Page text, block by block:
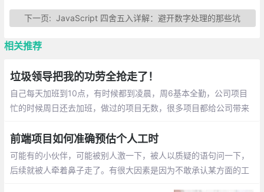
下一页:JavaScript 四舍五入详解：避开数字处理的那些坑
相关推荐
垃圾领导把我的功劳全抢走了！
自己每天加班到10点，有时候都到凌晨，周6基本全勤，公司项目
忙的时候周日还去加班，做过的项目无数，很多项目都给公司带来
前端项目如何准确预估个人工时
可能有的小伙伴，可能被别人激一下，被人以质疑的语句问一下，
后续就被人牵着鼻子走了。有很大因素是因为不敢承认某方面的工